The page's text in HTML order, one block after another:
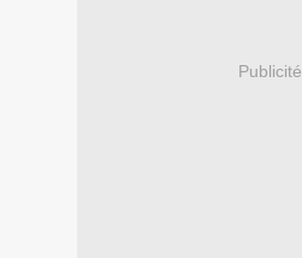
Publicité